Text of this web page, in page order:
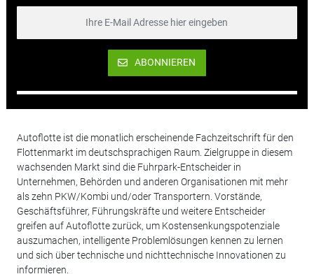
ABONNIEREN
Autoflotte ist die monatlich erscheinende Fachzeitschrift für den
Flottenmarkt im deutschsprachigen Raum. Zielgruppe in diesem
wachsenden Markt sind die Fuhrpark-Entscheider in
Unternehmen, Behörden und anderen Organisationen mit mehr
als zehn PKW/Kombi und/oder Transportern. Vorstände,
Geschäftsführer, Führungskräfte und weitere Entscheider
greifen auf Autoflotte zurück, um Kostensenkungspotenziale
auszumachen, intelligente Problemlösungen kennen zu lernen
und sich über technische und nichttechnische Innovationen zu
informieren.